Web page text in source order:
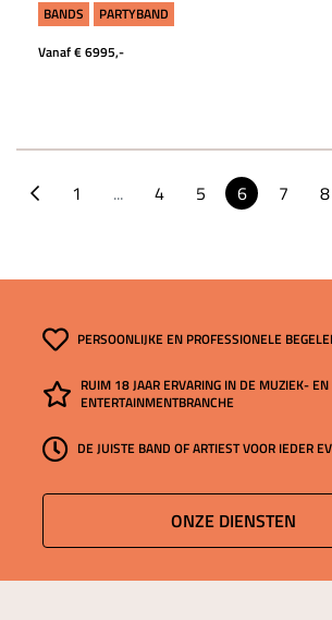
BANDS
PARTYBAND
Vanaf € 6995,-
1 ... 4 5 6 7 8
PERSOONLIJKE EN PROFESSIONELE
RUIM 18 JAAR ERVARING IN DE MUZIEK- EN
ENTERTAINMENTBRANCHE
DE JUISTE BAND OF ARTIEST VOOR IEDER
ONZE DIENSTEN